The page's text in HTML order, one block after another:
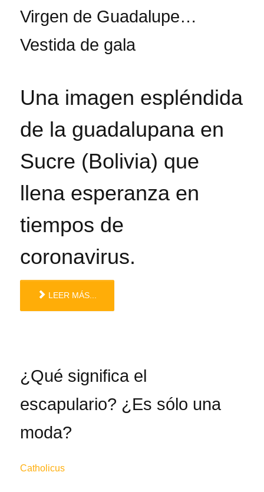
Virgen de Guadalupe…
Vestida de gala
Una imagen espléndida
de la guadalupana en
Sucre (Bolivia) que
llena esperanza en
tiempos de
coronavirus.
LEER MÁS...
¿Qué significa el
escapulario? ¿Es sólo una
moda?
Catholicus